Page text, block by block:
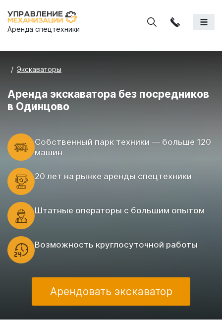
Аренда спецтехники
Экскаваторы
Аренда экскаватора без посредников
в Одинцово
Cобственный парк техники — больше 120
машин
20 лет на рынке аренды спецтехники
Штатные операторы с большим опытом
Возможность круглосуточной работы
Арендовать экскаватор